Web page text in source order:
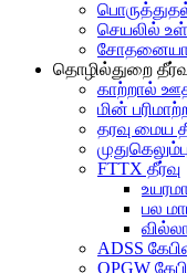
செயலில்
தொழில்துறை
காற்றால்
மின்
தரவு மைய
FTTX தீர்வு
பல
ADSS
OPGW